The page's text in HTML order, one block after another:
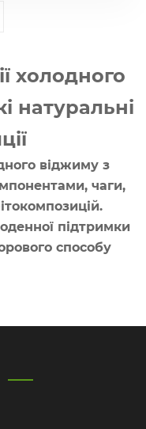
холодного
натуральні
віджиму з
чаги,
підтримки
способу